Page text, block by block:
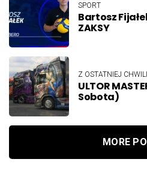
SPORT
Bartosz
ZAKSY
Z OSTATNIEJ CHWILI
ULTOR
Sobota)
MORE